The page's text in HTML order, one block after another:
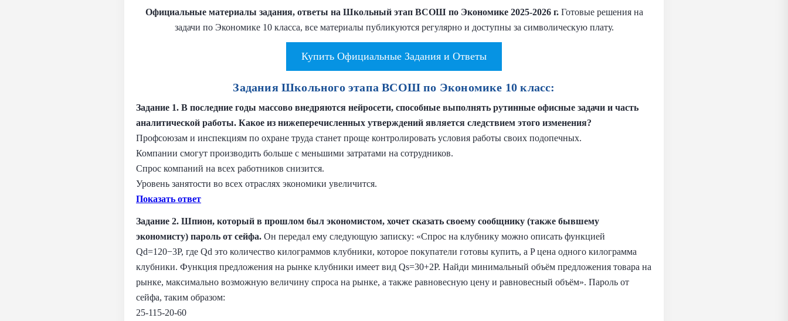
Официальные материалы задания, ответы на Школьный этап ВСОШ по Экономике 2025-2026 г. Готовые решения на
задачи по Экономике 10 класса, все материалы публикуются регулярно и доступны за символическую плату.
Купить Официальные Задания и Ответы
Задания Школьного этапа ВСОШ по Экономике 10 класс:
Задание 1. В последние годы массово внедряются нейросети, способные выполнять рутинные офисные задачи и часть
аналитической работы. Какое из нижеперечисленных утверждений является следствием этого изменения?
Профсоюзам и инспекциям по охране труда станет проще контролировать условия работы своих подопечных.
Компании смогут производить больше с меньшими затратами на сотрудников.
Спрос компаний на всех работников снизится.
Уровень занятости во всех отраслях экономики увеличится.
Показать ответ
Задание 2. Шпион, который в прошлом был экономистом, хочет сказать своему сообщнику (также бывшему
экономисту) пароль от сейфа. Он передал ему следующую записку: «Спрос на клубнику можно описать функцией
Qd=120−3P, где Qd это количество килограммов клубники, которое покупатели готовы купить, а P цена одного килограмма
клубники. Функция предложения на рынке клубники имеет вид Qs=30+2P. Найди минимальный объём предложения товара на
рынке, максимально возможную величину спроса на рынке, а также равновесную цену и равновесный объём». Пароль от
сейфа, таким образом:
25-115-20-60